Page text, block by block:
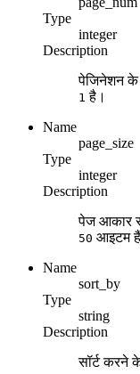
Type
integer
Description
पेजिनेशन के
1 है।
Name
page_size
Type
integer
Description
पेज आकार
50 आइटम
Name
sort_by
Type
string
Description
सॉर्ट करने